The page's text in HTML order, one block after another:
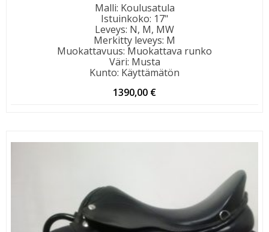
Malli: Koulusatula
Istuinkoko: 17"
Leveys: N, M, MW
Merkitty leveys: M
Muokattavuus: Muokattava runko
Väri: Musta
Kunto: Käyttämätön
1390,00 €